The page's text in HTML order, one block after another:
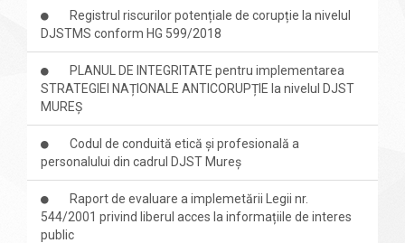
Registrul riscurilor potențiale de corupție la nivelul
DJSTMS conform HG 599/2018
PLANUL DE INTEGRITATE pentru implementarea
STRATEGIEI NAȚIONALE ANTICORUPȚIE la nivelul DJST
MUREȘ
Codul de conduită etică și profesională a
personalului din cadrul DJST Mureș
Raport de evaluare a implemetării Legii nr.
544/2001 privind liberul acces la informațiile de interes
public